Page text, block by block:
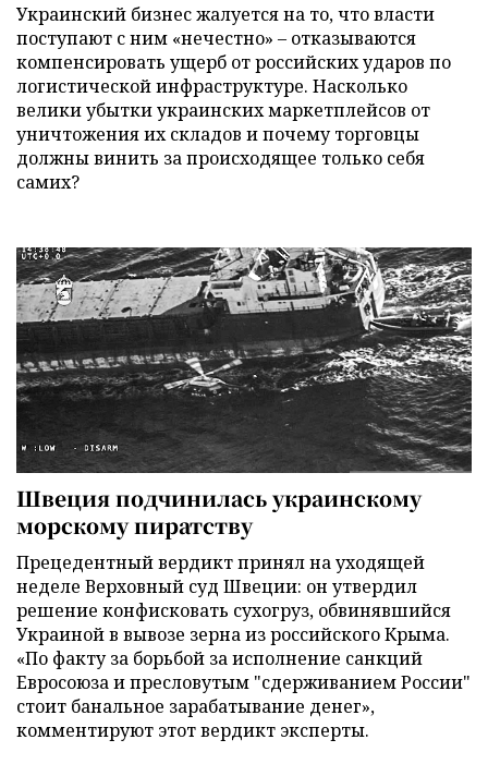
Украинский бизнес жалуется на то, что власти
поступают с ним «нечестно» – отказываются
компенсировать ущерб от российских ударов по
логистической инфраструктуре. Насколько
велики убытки украинских маркетплейсов от
уничтожения их складов и почему торговцы
должны винить за происходящее только себя
самих?
Швеция подчинилась украинскому
морскому пиратству
Прецедентный вердикт принял на уходящей
неделе Верховный суд Швеции: он утвердил
решение конфисковать сухогруз, обвинявшийся
Украиной в вывозе зерна из российского Крыма.
«По факту за борьбой за исполнение санкций
Евросоюза и пресловутым "сдерживанием России"
стоит банальное зарабатывание денег»,
комментируют этот вердикт эксперты.